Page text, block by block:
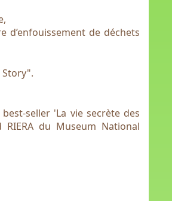
d’enfouissement de déchets
Story".
seller 'La vie secrète des
du Museum National